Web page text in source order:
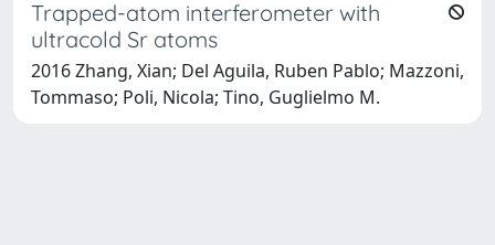
Trapped-atom interferometer with
ultracold Sr atoms
2016 Zhang, Xian; Del Aguila, Ruben Pablo; Mazzoni,
Tommaso; Poli, Nicola; Tino, Guglielmo M.